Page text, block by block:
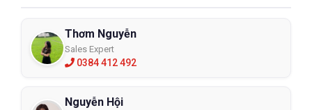
Thơm Nguyễn
Sales Expert
0384 412 492
Nguyễn Hội